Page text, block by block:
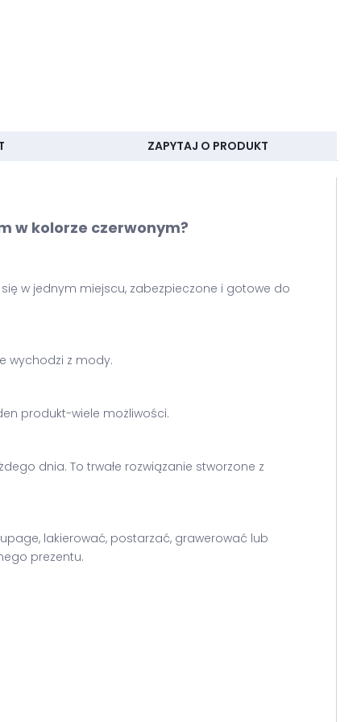
ZAPYTAJ O PRODUKT
w kolorze czerwonym?
w jednym miejscu, zabezpieczone i gotowe do
wychodzi z mody.
produkt-wiele możliwości.
dnia. To trwałe rozwiązanie stworzone z
lakierować, postarzać, grawerować lub
prezentu.